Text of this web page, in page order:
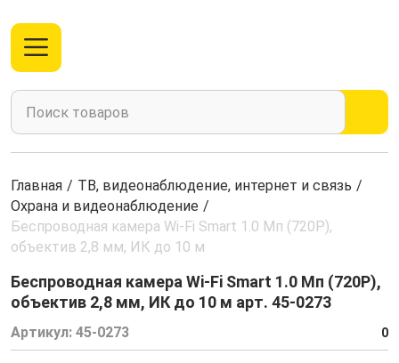
Главная / ТВ, видеонаблюдение, интернет и связь /
Охрана и видеонаблюдение /
Беспроводная камера Wi-Fi Smart 1.0 Мп (720P),
объектив 2,8 мм, ИК до 10 м
Беспроводная камера Wi-Fi Smart 1.0 Мп (720P),
объектив 2,8 мм, ИК до 10 м арт. 45-0273
Артикул: 45-0273 0